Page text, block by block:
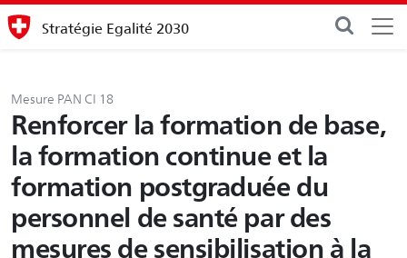
Stratégie Egalité 2030
Mesure PAN CI 18
Renforcer la formation de base,
la formation continue et la
formation postgraduée du
personnel de santé par des
mesures de sensibilisation à la